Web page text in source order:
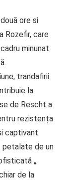
ore si
Rozefir, care
minunat
trandafirii
la
de Rescht a
rezistența
captivant.
petalate de un
„.
de la